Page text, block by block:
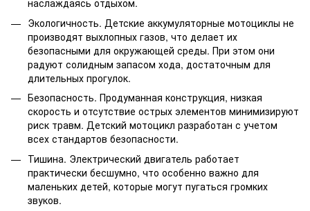
наслаждаясь отдыхом.
Экологичность. Детские аккумуляторные мотоциклы не
производят выхлопных газов, что делает их
безопасными для окружающей среды. При этом они
радуют солидным запасом хода, достаточным для
длительных прогулок.
Безопасность. Продуманная конструкция, низкая
скорость и отсутствие острых элементов минимизируют
риск травм. Детский мотоцикл разработан с учетом
всех стандартов безопасности.
Тишина. Электрический двигатель работает
практически бесшумно, что особенно важно для
маленьких детей, которые могут пугаться громких
звуков.